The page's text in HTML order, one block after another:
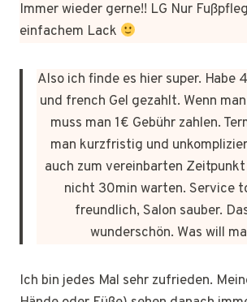
Immer wieder gerne!! LG Nur
einfachem Lack
Also ich finde es hier super. Habe
und french Gel gezahlt. Wenn
muss man 1€ Gebühr zahlen.
man kurzfristig und
auch zum vereinbarten
nicht 30min warten. Service
freundlich, Salon sauber.
wunderschön. Was will
Ich bin jedes Mal sehr zufrieden.